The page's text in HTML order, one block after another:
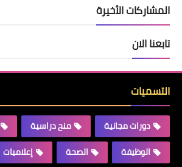
المشاركات الأخيرة
تابعنا الان
التسميات
دورات مجانية منح دراسية
الوظيفة
الصحة إعلاميات